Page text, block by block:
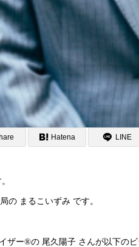
Hatena LINE
の まるこいずみ です。
ザー®︎の 尾久陽子 さんが以下の